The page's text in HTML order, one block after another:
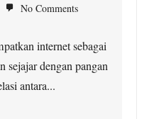
No Comments
internet sebagai
dengan pangan
antara...